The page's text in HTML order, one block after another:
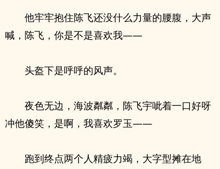
他牢牢抱住陈飞还没什么力量的腰腹，大声
喊，陈飞，你是不是喜欢我——
头盔下是呼呼的风声。
夜色无边，海波粼粼，陈飞宇呲着一口好呀
冲他傻笑，是啊，我喜欢罗玉——
跑到终点两个人精疲力竭，大字型摊在地